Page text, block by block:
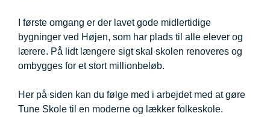
I første omgang er der lavet gode midlertidige
bygninger ved Højen, som har plads til alle elever og
lærere. På lidt længere sigt skal skolen renoveres og
ombygges for et stort millionbeløb.
Her på siden kan du følge med i arbejdet med at gøre
Tune Skole til en moderne og lækker folkeskole.